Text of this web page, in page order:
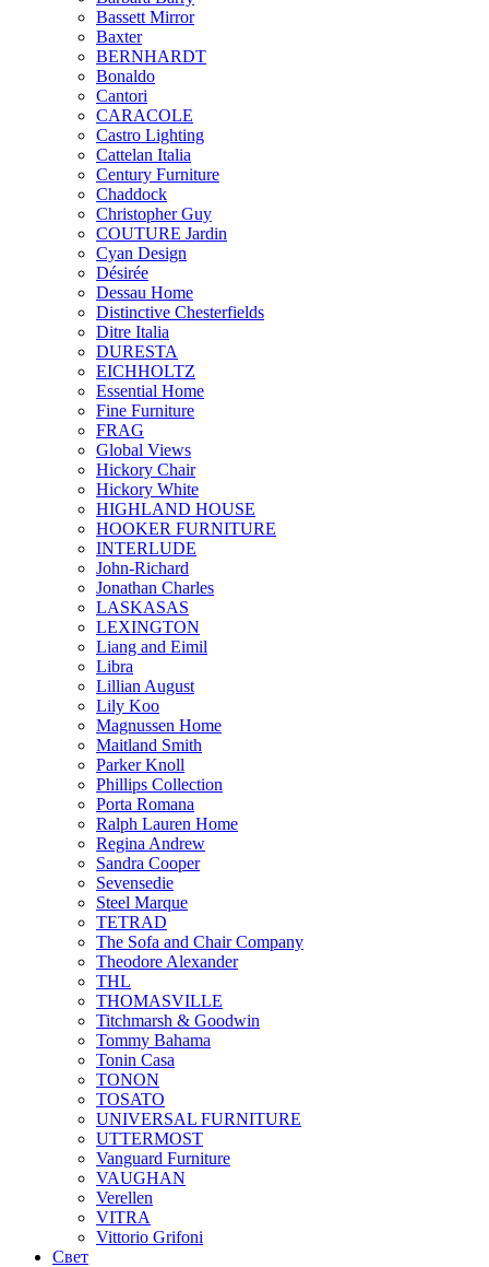
Bassett Mirror
Baxter
BERNHARDT
Bonaldo
Cantori
CARACOLE
Castro Lighting
Cattelan Italia
Century Furniture
Chaddock
Christopher Guy
COUTURE Jardin
Cyan Design
Désirée
Dessau Home
Distinctive Chesterfields
Ditre Italia
DURESTA
EICHHOLTZ
Essential Home
Fine Furniture
FRAG
Global Views
Hickory Chair
Hickory White
HIGHLAND HOUSE
HOOKER FURNITURE
INTERLUDE
John-Richard
Jonathan Charles
LASKASAS
LEXINGTON
Liang and Eimil
Libra
Lillian August
Lily Koo
Magnussen Home
Maitland Smith
Parker Knoll
Phillips Collection
Porta Romana
Ralph Lauren Home
Regina Andrew
Sandra Cooper
Sevensedie
Steel Marque
TETRAD
The Sofa and Chair Company
Theodore Alexander
THL
THOMASVILLE
Titchmarsh & Goodwin
Tommy Bahama
Tonin Casa
TONON
TOSATO
UNIVERSAL FURNITURE
UTTERMOST
Vanguard Furniture
VAUGHAN
Verellen
VITRA
Vittorio Grifoni
Свет